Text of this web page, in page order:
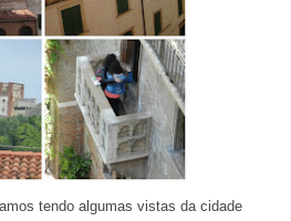
tendo algumas vistas da cidade